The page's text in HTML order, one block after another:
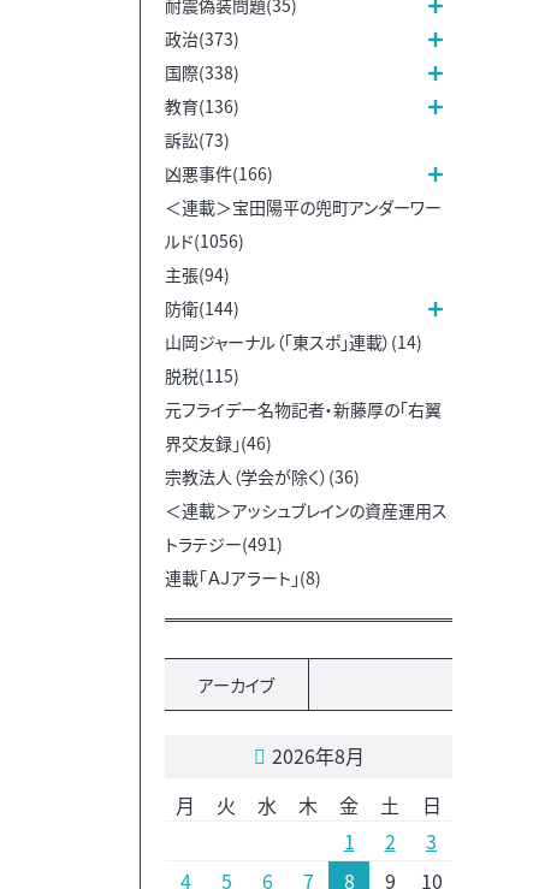
政治(373)
国際(338)
教育(136)
訴訟(73)
凶悪事件(166)
＜連載＞宝田陽平の兜町アンダーワー
ルド(1056)
主張(94)
防衛(144)
山岡ジャーナル（「東スポ」連載）(14)
脱税(115)
元フライデー名物記者・新藤厚の「右翼
界交友録」(46)
宗教法人（学会が除く）(36)
＜連載＞アッシュブレインの資産運用ス
トラテジー(491)
連載「ＡＪアラート」(8)
アーカイブ
2026年8月
月
火 水 木 金 土
日
1
2
3
4
5 6 7 8 9 10